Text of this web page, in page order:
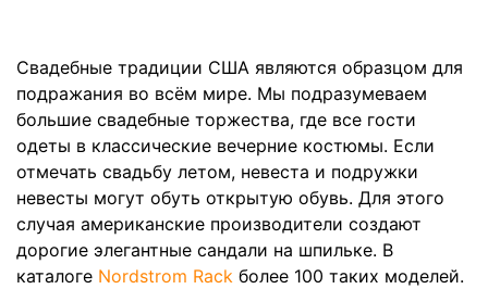
Свадебные традиции США являются образцом для
подражания во всём мире. Мы подразумеваем
большие свадебные торжества, где все гости
одеты в классические вечерние костюмы. Если
отмечать свадьбу летом, невеста и подружки
невесты могут обуть открытую обувь. Для этого
случая американские производители создают
дорогие элегантные сандали на шпильке. В
каталоге Nordstrom Rack более 100 таких моделей.